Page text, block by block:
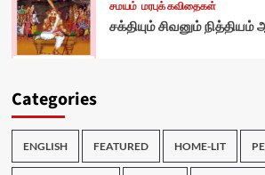
சமயம் மரபுக் கவிதைகள்
சக்தியும் சிவனும்
Categories
ENGLISH FEATURED HOME-LIT